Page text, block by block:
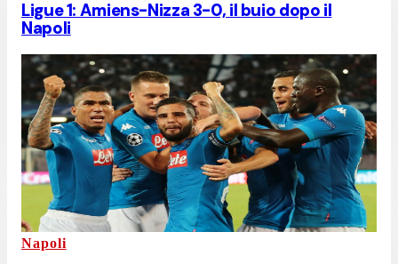
Ligue 1: Amiens-Nizza 3-0, il buio dopo il
Napoli
Napoli